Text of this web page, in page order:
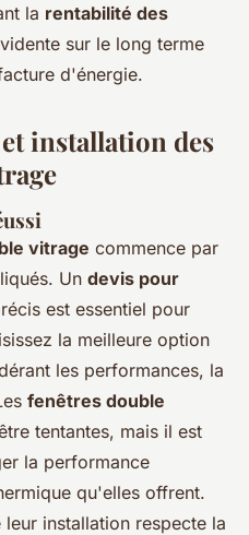
la rentabilité des
sur le long terme
d'énergie.
installation des
vitrage commence par
Un devis pour
est essentiel pour
la meilleure option
les performances, la
fenêtres double
tentantes, mais il est
la performance
qu'elles offrent.
installation respecte la